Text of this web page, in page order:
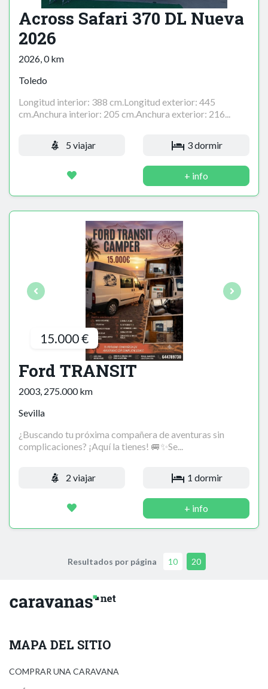
Across Safari 370 DL Nueva
2026
2026, 0 km
Toledo
Longitud interior: 388 cm.Longitud exterior: 445
cm.Anchura interior: 205 cm.Anchura exterior: 216...
5 viajar 3 dormir
+ info
15.000 €
Ford TRANSIT
2003, 275.000 km
Sevilla
¿Buscando tu próxima compañera de aventuras sin
complicaciones? ¡Aquí la tienes! 🚐✨Se...
2 viajar 1 dormir
+ info
Resultados por página 10 20
MAPA DEL SITIO
COMPRAR UNA CARAVANA